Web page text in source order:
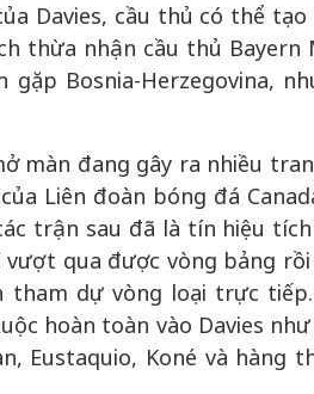
Davies, cầu thủ có thể
thừa nhận cầu thủ Bayern
Bosnia-Herzegovina,
màn đang gây ra nhiều
Liên đoàn bóng đá
trận sau đã là tín hiệu
vượt qua được vòng bảng
dự vòng loại trực
hoàn toàn vào Davies
Eustaquio, Koné và hàng